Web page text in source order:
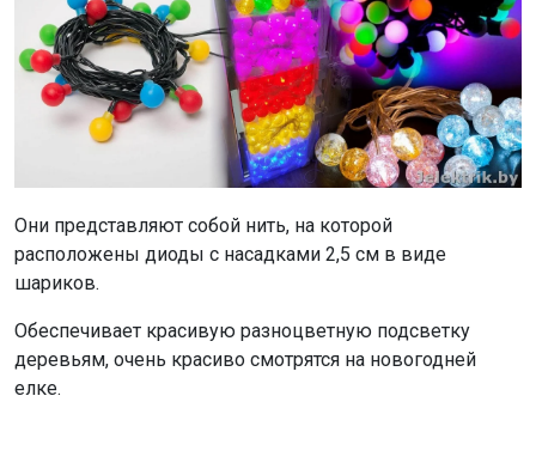
Они представляют собой нить, на которой
расположены диоды с насадками 2,5 см в виде
шариков.
Обеспечивает красивую разноцветную подсветку
деревьям, очень красиво смотрятся на новогодней
елке.